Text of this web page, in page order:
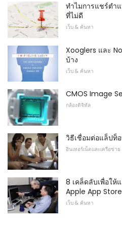
ทำไมการแชร์ตำ
ที่ไม่ดี
เว็บ & ค้นหา
Xooglers และ
บ้าง
เว็บ & ค้นหา
CMOS Image
กล้องดิจิทัล
วิธีเชื่อมต่อแล็ปท็
อินเทอร์เน็ตและเครือข่าย
8 เคล็ดลับเพื่อใ
Apple App Store
เว็บ & ค้นหา